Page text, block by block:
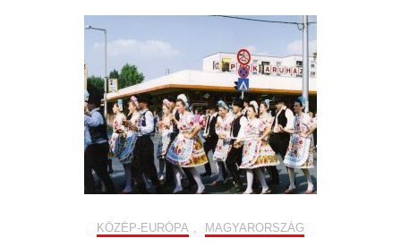
KÖZÉP-EURÓPA , MAGYARORSZÁG